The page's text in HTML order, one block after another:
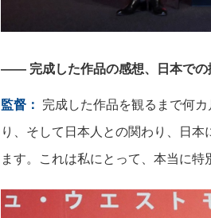
—— 完成した作品の感想、日本での
監督：
完成した作品を観るまで何
り、そして日本人との関わり、日
ます。これは私にとって、本当に特